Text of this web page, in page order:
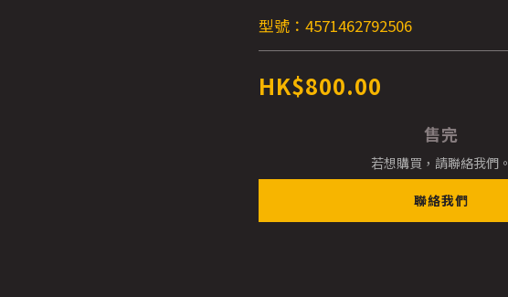
型號：4571462792506
HK$800.00
售完
若想購買，請聯絡我們。
聯絡我們